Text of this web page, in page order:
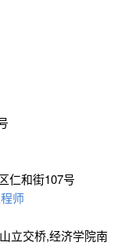
仁和街107号
师
立交桥,经济学院南